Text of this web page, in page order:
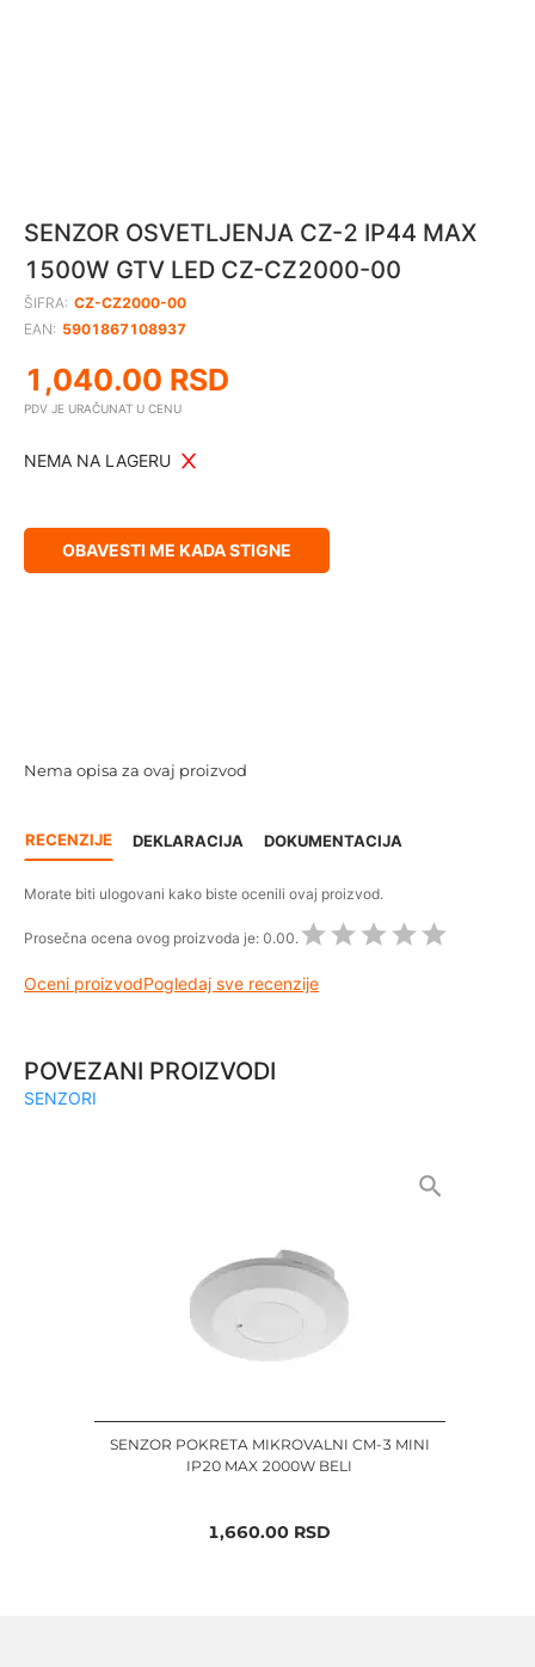
SENZOR OSVETLJENJA CZ-2 IP44 MAX
1500W GTV LED CZ-CZ2000-00
ŠIFRA: CZ-CZ2000-00
EAN: 5901867108937
1,040.00 RSD
PDV JE URAČUNAT U CENU
NEMA NA LAGERU
OBAVESTI ME KADA STIGNE
Nema opisa za ovaj proizvod
RECENZIJE DEKLARACIJA DOKUMENTACIJA
Morate biti ulogovani kako biste ocenili ovaj proizvod.
Prosečna ocena ovog proizvoda je: 0.00.
Oceni proizvodPogledaj sve recenzije
POVEZANI PROIZVODI
SENZORI
SENZOR POKRETA MIKROVALNI CM-3 MINI
IP20 MAX 2000W BELI
1,660.00 RSD